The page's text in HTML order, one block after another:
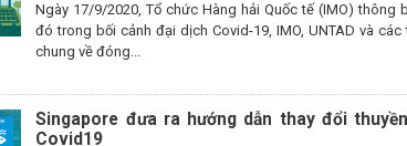
Ngày 17/9/2020, Tổ chức Hàng hải Quốc tế (IMO) thông
đó trong bối cảnh đại dịch Covid-19, IMO, UNTAD và
chung về đóng...
Singapore đưa ra hướng dẫn thay đổi
Covid19